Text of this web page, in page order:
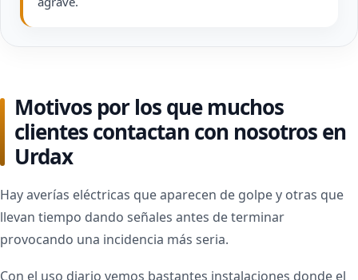
Motivos por los que muchos
clientes contactan con nosotros en
Urdax
Hay averías eléctricas que aparecen de golpe y otras que
llevan tiempo dando señales antes de terminar
provocando una incidencia más seria.
Con el uso diario vemos bastantes instalaciones donde el